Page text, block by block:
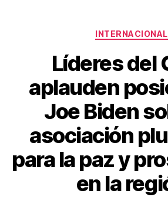
INTERNACIONAL
Líderes del
aplauden
Joe Biden
asociación
para la paz y
en la